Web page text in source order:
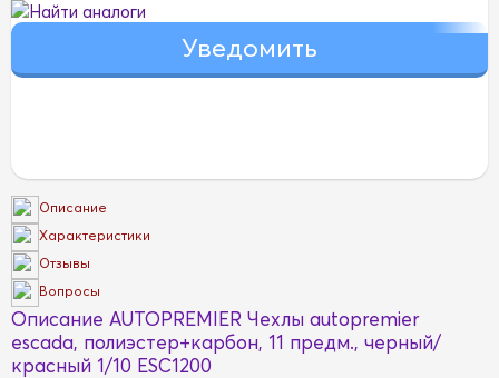
Найти аналоги
Описание
Характеристики
Отзывы
Вопросы
Описание AUTOPREMIER Чехлы autopremier
escada, полиэстер+карбон, 11 предм., черный/
красный 1/10 ESC1200